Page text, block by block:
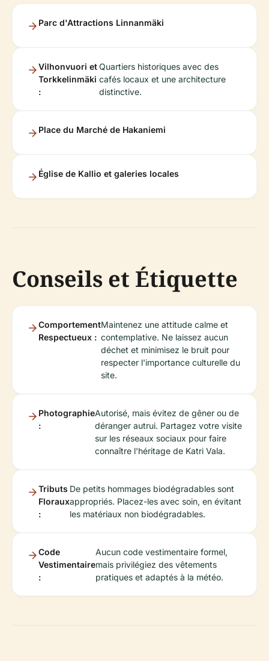
Parc d'Attractions Linnanmäki
Vilhonvuori et
Torkkelinmäki
:
Quartiers historiques avec des
cafés locaux et une architecture
distinctive.
Place du Marché de Hakaniemi
Église de Kallio et galeries locales
Conseils et Étiquette
Comportement
Respectueux :
Maintenez une attitude calme et
contemplative. Ne laissez aucun
déchet et minimisez le bruit pour
respecter l'importance culturelle du
site.
Photographie
:
Autorisé, mais évitez de gêner ou de
déranger autrui. Partagez votre visite
sur les réseaux sociaux pour faire
connaître l'héritage de Katri Vala.
Tributs
Floraux
:
De petits hommages biodégradables sont
appropriés. Placez-les avec soin, en évitant
les matériaux non biodégradables.
Code
Vestimentaire
:
Aucun code vestimentaire formel,
mais privilégiez des vêtements
pratiques et adaptés à la météo.